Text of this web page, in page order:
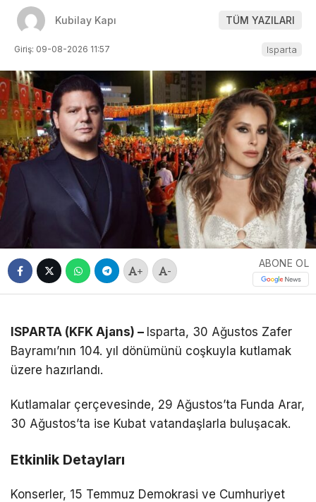
Kubilay Kapı TÜM YAZILARI
Giriş: 09-08-2026 11:57 Isparta
+ -
ABONE OL
ISPARTA (KFK Ajans) – Isparta, 30 Ağustos Zafer
Bayramı’nın 104. yıl dönümünü coşkuyla kutlamak
üzere hazırlandı.
Kutlamalar çerçevesinde, 29 Ağustos’ta Funda Arar,
30 Ağustos’ta ise Kubat vatandaşlarla buluşacak.
Etkinlik Detayları
Konserler, 15 Temmuz Demokrasi ve Cumhuriyet